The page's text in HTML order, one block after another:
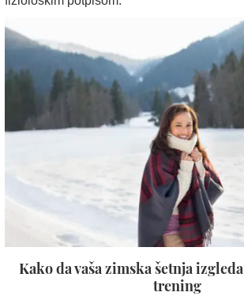
Kako da vaša zimska šetnja
trening